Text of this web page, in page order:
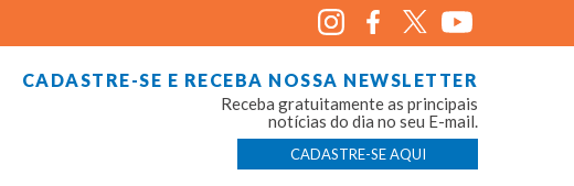
CADASTRE-SE E RECEBA NOSSA NEWSLETTER
Receba gratuitamente as principais
notícias do dia no seu E-mail.
CADASTRE-SE AQUI